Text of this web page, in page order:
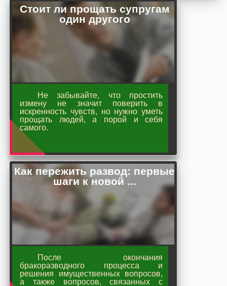
Стоит ли прощать супругам
один другого
Не забывайте, что простить
измену не значит поверить в
искренность чувств, но нужно уметь
прощать людей, а порой и себя
самого.
Как пережить развод: первые
шаги к новой ...
После окончания
бракоразводного процесса и
решения имущественных вопросов,
а также вопросов, связанных с